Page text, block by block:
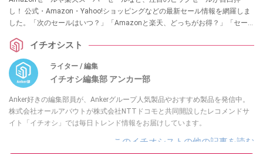
し！ 公式・Amazon・Yahoo!ショッピングなどの最新セール情報を網羅しま
した。「次のセールはいつ？」「Amazonと楽天、どっちがお得？」「セー
てみてくださいね。
イチオシスト
ライター / 編集
イチオシ編集部 アンカー部
Anker好きの編集部員が、Ankerグループ人気製品やおすすめ製品を発信中。
株式会社オールアバウトが株式会社NTTドコモと共同開設したレコメンドサ
イト「イチオシ」では毎日トレンド情報をお届けしています。
このイチオシストの他の記事を読む